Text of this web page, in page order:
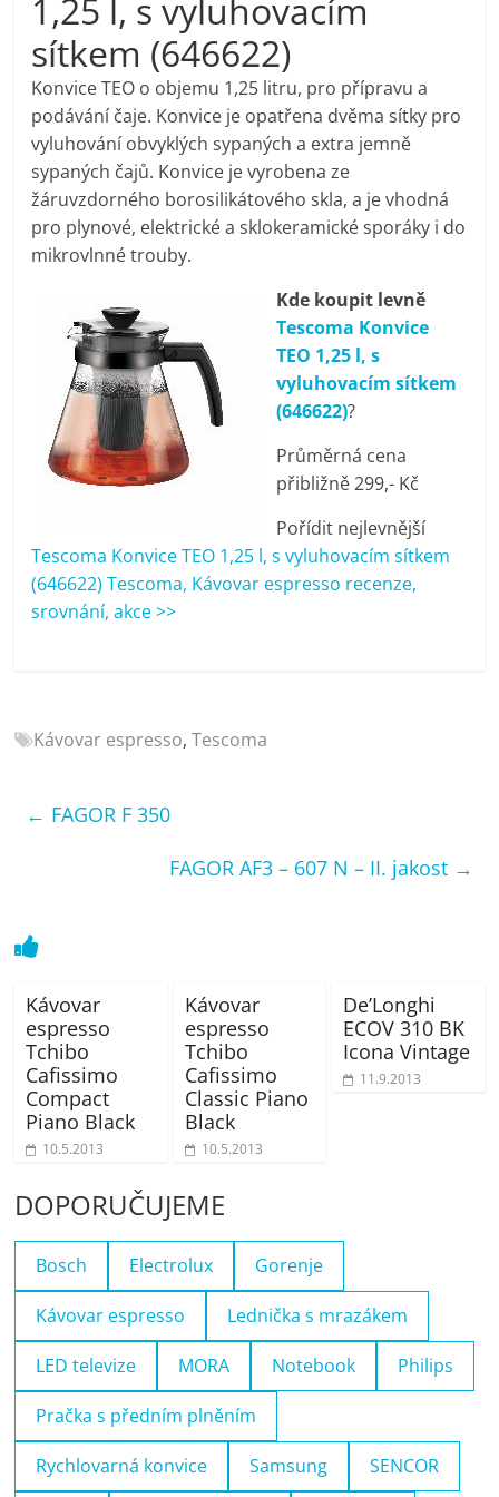
pračky,
televize,
notebooky,
mobilní
telefony,
kávovary,
bazény
Nejlepší
elektronika
OK,
recenze,
pračky,
telefony,
kávovary,
1,25 l, s vyluhovacím
sítkem (646622)
Konvice TEO o objemu 1,25 litru, pro přípravu a
podávání čaje. Konvice je opatřena dvěma sítky pro
vyluhování obvyklých sypaných a extra jemně
sypaných čajů. Konvice je vyrobena ze
žáruvzdorného borosilikátového skla, a je vhodná
pro plynové, elektrické a sklokeramické sporáky i do
mikrovlnné trouby.
Kde koupit levně
Tescoma Konvice
TEO 1,25 l, s
vyluhovacím sítkem
(646622)?
Průměrná cena
přibližně 299,- Kč
Pořídit nejlevnější
Tescoma Konvice TEO 1,25 l, s vyluhovacím sítkem
(646622) Tescoma, Kávovar espresso recenze,
srovnání, akce >>
Kávovar espresso,Tescoma
← FAGOR F 350
FAGOR AF3 – 607 N – II. jakost →
Kávovar
espresso
Tchibo
Cafissimo
Compact
Piano Black
10.5.2013
Kávovar
espresso
Tchibo
Cafissimo
Classic Piano
Black
10.5.2013
De’Longhi
ECOV 310 BK
Icona Vintage
11.9.2013
DOPORUČUJEME
Bosch Electrolux Gorenje
Kávovar espresso Lednička s mrazákem
LED televize MORA Notebook Philips
Pračka s předním plněním
Rychlovarná konvice Samsung SENCOR